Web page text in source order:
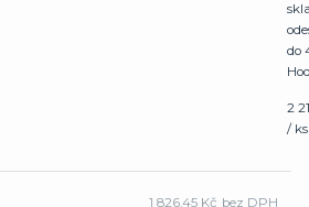
do
2
/ ks
1 826,45 Kč bez DPH